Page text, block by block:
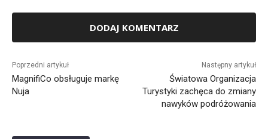
Poprzedni artykuł
MagnifiCo obsługuje markę
Nuja
Następny artykuł
Światowa Organizacja
Turystyki zachęca do zmiany
nawyków podróżowania